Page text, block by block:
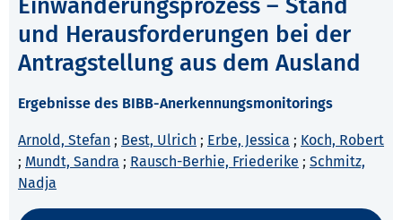
Einwanderungsprozess – Stand
und Herausforderungen bei der
Antragstellung aus dem Ausland
Ergebnisse des BIBB-Anerkennungsmonitorings
Arnold, Stefan ; Best, Ulrich ; Erbe, Jessica ; Koch, Robert
; Mundt, Sandra ; Rausch-Berhie, Friederike ; Schmitz,
Nadja